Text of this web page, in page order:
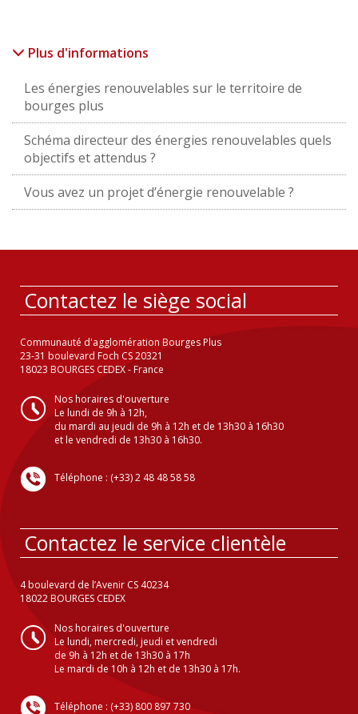
Plus d'informations
Les énergies renouvelables sur le territoire de
bourges plus
Schéma directeur des énergies renouvelables quels
objectifs et attendus ?
Vous avez un projet d’énergie renouvelable ?
Contactez le siège social
Communauté d'agglomération Bourges Plus
23-31 boulevard Foch CS 20321
18023 BOURGES CEDEX - France
Nos horaires d'ouverture
Le lundi de 9h à 12h,
du mardi au jeudi de 9h à 12h et de 13h30 à 16h30
et le vendredi de 13h30 à 16h30.
Téléphone : (+33) 2 48 48 58 58
Contactez le service clientèle
4 boulevard de l’Avenir CS 40234
18022 BOURGES CEDEX
Nos horaires d'ouverture
Le lundi, mercredi, jeudi et vendredi
de 9h à 12h et de 13h30 à 17h
Le mardi de 10h à 12h et de 13h30 à 17h.
Téléphone : (+33) 800 897 730